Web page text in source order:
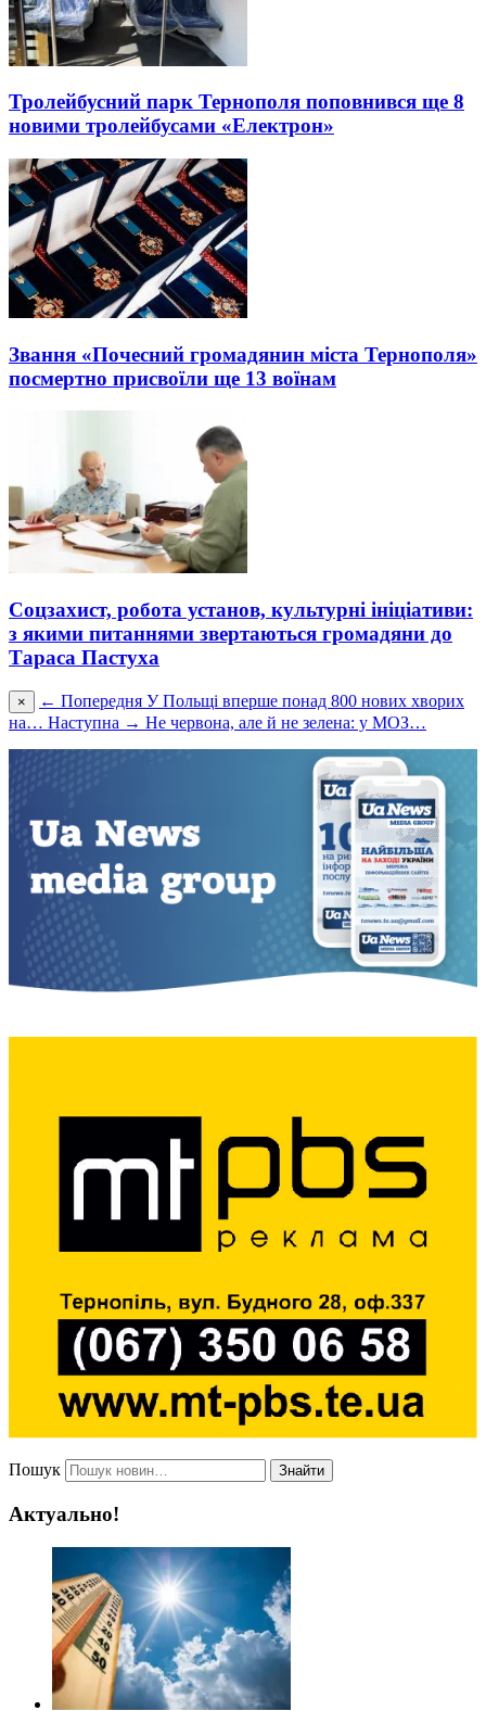
Тролейбусний парк Тернополя поповнився ще 8
новими тролейбусами «Електрон»
Звання «Почесний громадянин міста Тернополя»
посмертно присвоїли ще 13 воїнам
Соцзахист, робота установ, культурні ініціативи:
з якими питаннями звертаються громадяни до
Тараса Пастуха
× ← Попередня У Польщі вперше понад 800 нових хворих
на… Наступна → Не червона, але й не зелена: у МОЗ…
Пошук Знайти
Актуально!